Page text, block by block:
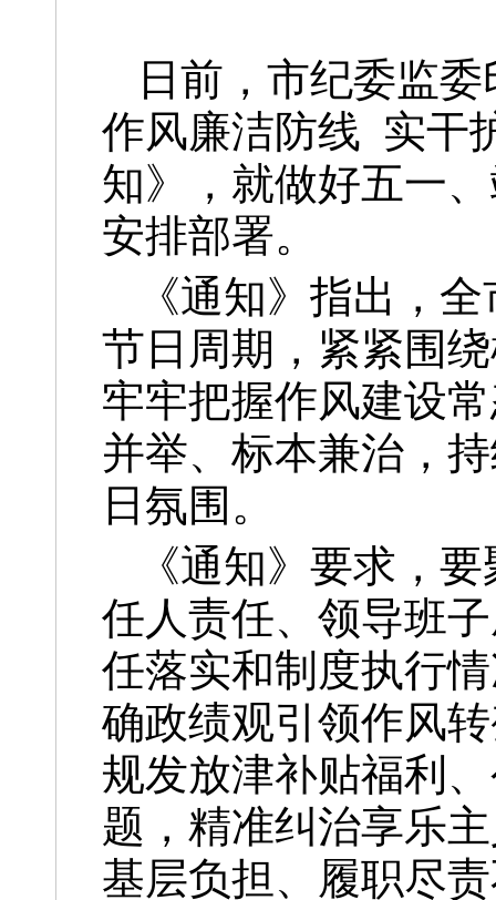
日前，市纪委监
作风廉洁防线 实干
知》，就做好五一
安排部署。
《通知》指出，
节日周期，紧紧围
牢牢把握作风建设
并举、标本兼治，
日氛围。
《通知》要求，
任人责任、领导班
任落实和制度执行
确政绩观引领作风
规发放津补贴福利
题，精准纠治享乐
基层负担、履职尽